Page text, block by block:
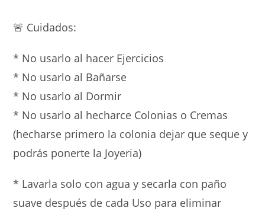
🚨 Cuidados:
* No usarlo al hacer Ejercicios
* ⁠No usarlo al Bañarse
* ⁠No usarlo al Dormir
* ⁠No usarlo al hecharce Colonias o Cremas
(hecharse primero la colonia dejar que seque y
podrás ponerte la Joyeria)
* Lavarla solo con agua y secarla con paño
suave después de cada Uso para eliminar